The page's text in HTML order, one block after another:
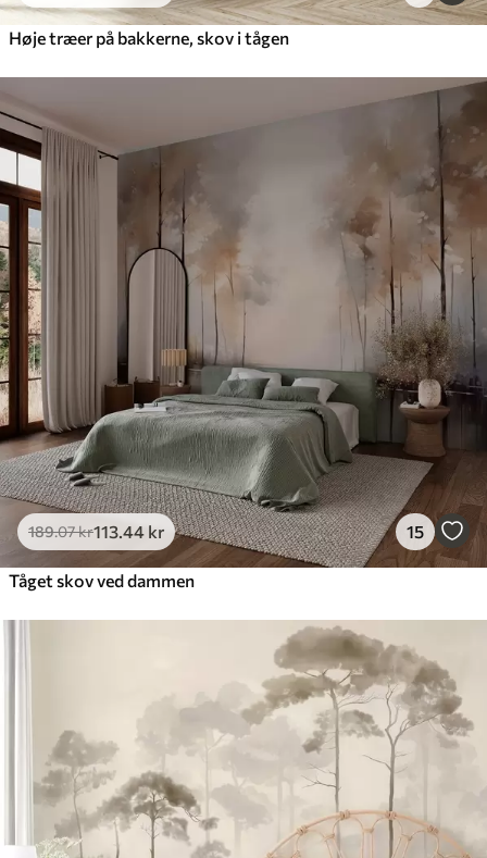
Høje træer på bakkerne, skov i tågen
189.07kr113 .44 kr 15
Tåget skov ved dammen